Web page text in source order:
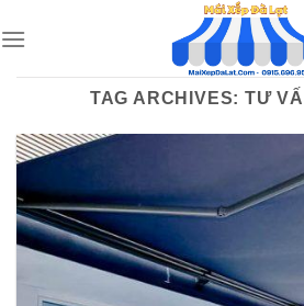
to
TAG ARCHIVES: TƯ